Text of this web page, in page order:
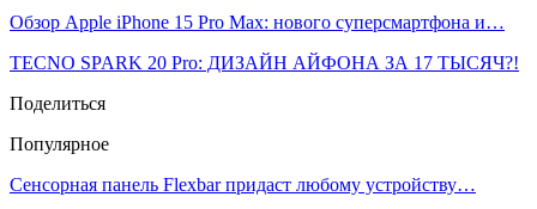
Обзор Apple iPhone 15 Pro Max: нового суперсмартфона и…
TECNO SPARK 20 Pro: ДИЗАЙН АЙФОНА ЗА 17 ТЫСЯЧ?!
Поделиться
Популярное
Сенсорная панель Flexbar придаст любому устройству…